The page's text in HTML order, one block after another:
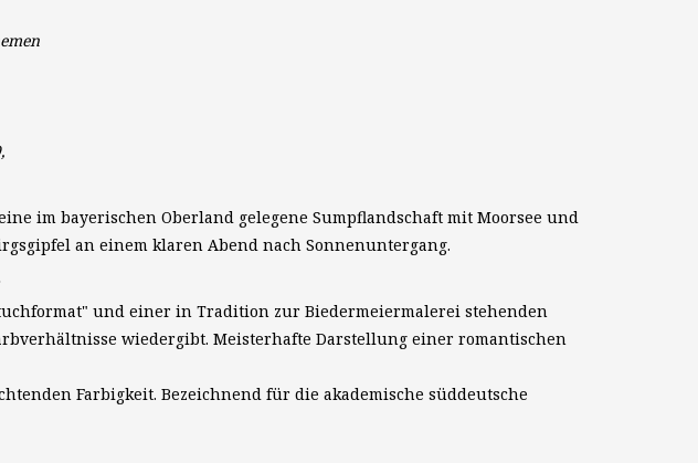
im bayerischen Oberland gelegene Sumpflandschaft mit Moorsee und
an einem klaren Abend nach Sonnenuntergang.
und einer in Tradition zur Biedermeiermalerei stehenden
wiedergibt. Meisterhafte Darstellung einer romantischen
Farbigkeit. Bezeichnend für die akademische süddeutsche